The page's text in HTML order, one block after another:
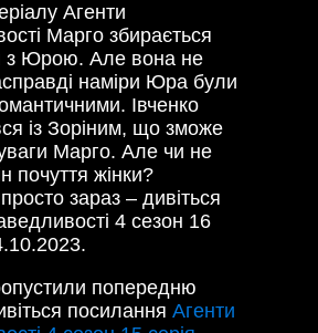
Агенти
Марго збирається
з Юрою. Але вона не
наміри Юра були
Івченко
із Зоріним, що зможе
Марго. Але чи не
почуття жінки?
зараз – дивіться
4 сезон 16
попередню
посилання Агенти